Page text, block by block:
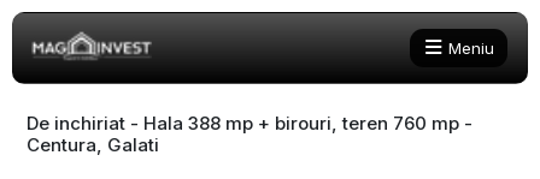
Meniu
De inchiriat - Hala 388 mp + birouri, teren 760 mp -
Centura, Galati